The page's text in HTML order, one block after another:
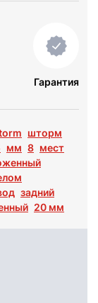
Гарантия
шторм
мм 8 мест
задний
20 мм